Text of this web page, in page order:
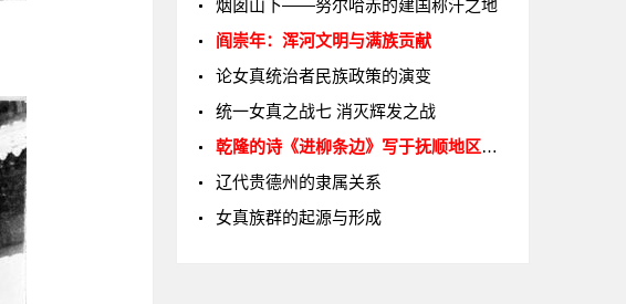
烟囱山下——努尔哈赤的建国称汗之地
阎崇年：浑河文明与满族贡献
论女真统治者民族政策的演变
统一女真之战七 消灭辉发之战
乾隆的诗《进柳条边》写于抚顺地区吗？
辽代贵德州的隶属关系
女真族群的起源与形成